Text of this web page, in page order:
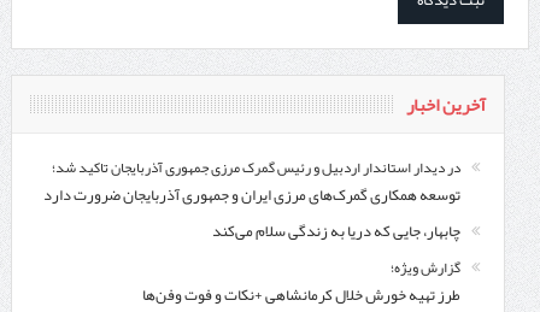
آخرین اخبار
در دیدار استاندار اردبیل و رئیس گمرک مرزی جمهوری آذربایجان تاکید شد؛
توسعه همکاری گمرک‌های مرزی ایران و جمهوری آذربایجان ضرورت دارد
چابهار، جایی که دریا به زندگی سلام می‌کند
گزارش ویژه؛
طرز تهیه خورش خلال کرمانشاهی +نکات و فوت وفن‌ها